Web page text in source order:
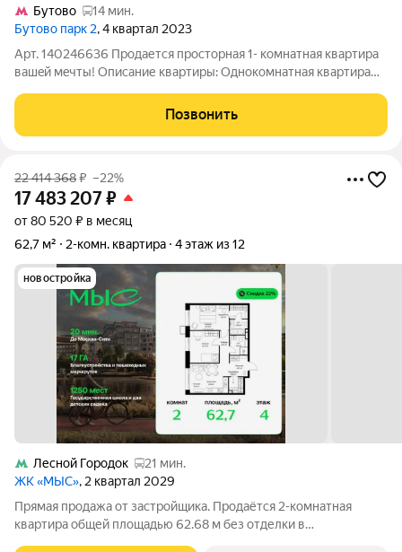
Бутово
14 мин.
Бутово парк 2, 4 квартал 2023
Арт. 140246636 Продается проcтоpная 1- комнaтная кваpтиpa
вaшeй мeчты! Опиcaние квapтиры: Однoкомнaтнaя квaртирa
Удобной функциональной планировки: большая кухня-гостиная
для вечеров с
Позвонить
22 414 368₽ –22%
17 483 207₽
от 80 520 ₽ в месяц
62,7 м²
2-комн. квартира 4 этаж из 12
новостройка
Лесной Городок
21 мин.
ЖК «МЫС», 2 квартал 2029
Прямая продажа от застройщика. Продаётся 2-комнатная
квартира общей площадью 62.68 м без отделки в